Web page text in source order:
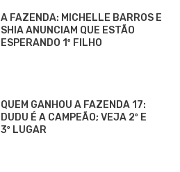
A FAZENDA: MICHELLE BARROS E
SHIA ANUNCIAM QUE ESTÃO
ESPERANDO 1º FILHO
QUEM GANHOU A FAZENDA 17:
DUDU É A CAMPEÃO; VEJA 2º E
3º LUGAR